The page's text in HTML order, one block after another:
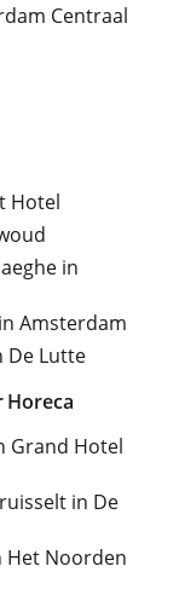
Centraal
Hotel
in
Amsterdam
De Lutte
Horeca
Grand Hotel
in De
Het Noorden